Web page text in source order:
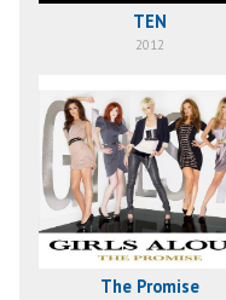
TEN
2012
The Promise